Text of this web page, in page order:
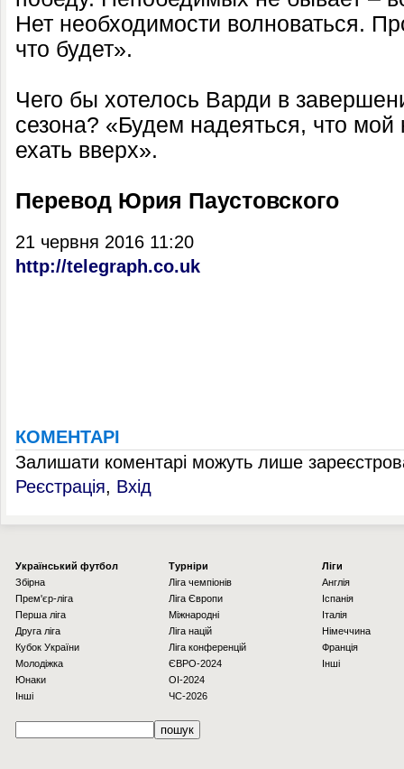
Нет необходимости волноваться.
что будет».
Чего бы хотелось Варди в
сезона? «Будем надеяться, что
ехать вверх».
Перевод Юрия Паустовского
21 червня 2016 11:20
http://telegraph.co.uk
КОМЕНТАРІ
Залишати коментарі можуть лише
Реєстрація, Вхід
Українcький футбол
Збірна
Прем'єр-ліга
Перша ліга
Друга ліга
Кубок України
Молодіжка
Юнаки
Інші
Турніри
Ліга чемпіонів
Ліга Європи
Міжнародні
Ліга націй
Ліга конференцій
ЄВРО-2024
OI-2024
ЧС-2026
Ліги
Англія
Іспанія
Італія
Німеччина
Франція
Інші